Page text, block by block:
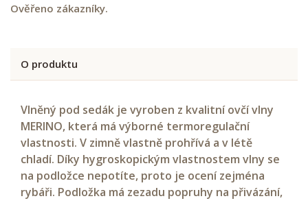
Ověřeno zákazníky.
O produktu
Vlněný pod sedák je vyroben z kvalitní ovčí vlny
MERINO, která má výborné termoregulační
vlastnosti. V zimně vlastně prohřívá a v létě
chladí. Díky hygroskopickým vlastnostem vlny se
na podložce nepotíte, proto je ocení zejména
rybáři. Podložka má zezadu popruhy na přivázání,